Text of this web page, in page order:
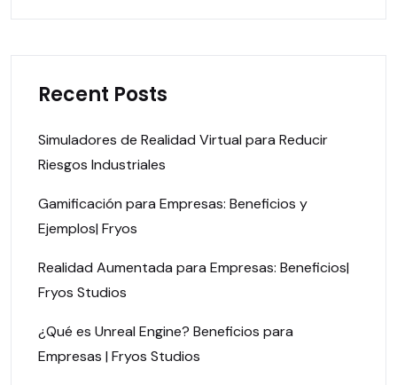
Recent Posts
Simuladores de Realidad Virtual para Reducir
Riesgos Industriales
Gamificación para Empresas: Beneficios y
Ejemplos| Fryos
Realidad Aumentada para Empresas: Beneficios|
Fryos Studios
¿Qué es Unreal Engine? Beneficios para
Empresas | Fryos Studios